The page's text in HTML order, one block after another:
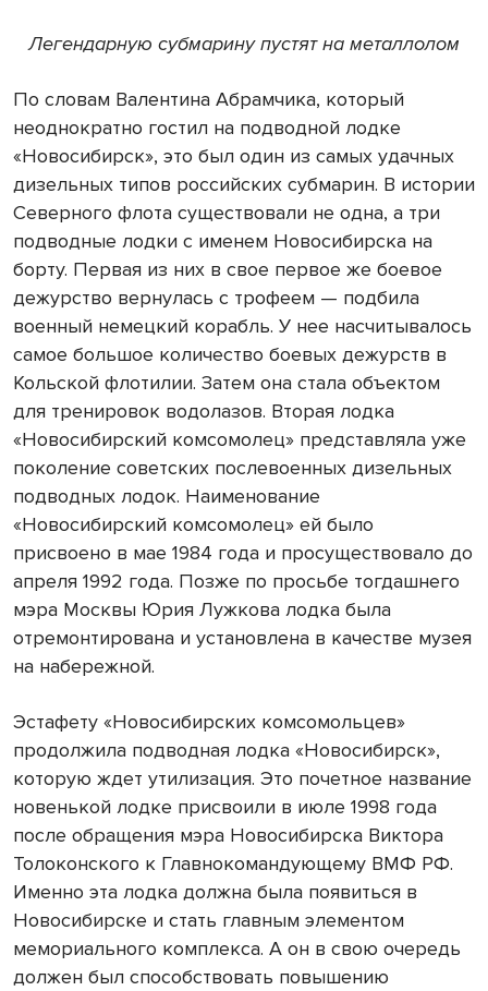
Легендарную субмарину пустят на металлолом
По словам Валентина Абрамчика, который
неоднократно гостил на подводной лодке
«Новосибирск», это был один из самых удачных
дизельных типов российских субмарин. В истории
Северного флота существовали не одна, а три
подводные лодки с именем Новосибирска на
борту. Первая из них в свое первое же боевое
дежурство вернулась с трофеем — подбила
военный немецкий корабль. У нее насчитывалось
самое большое количество боевых дежурств в
Кольской флотилии. Затем она стала объектом
для тренировок водолазов. Вторая лодка
«Новосибирский комсомолец» представляла уже
поколение советских послевоенных дизельных
подводных лодок. Наименование
«Новосибирский комсомолец» ей было
присвоено в мае 1984 года и просуществовало до
апреля 1992 года. Позже по просьбе тогдашнего
мэра Москвы Юрия Лужкова лодка была
отремонтирована и установлена в качестве музея
на набережной.
Эстафету «Новосибирских комсомольцев»
продолжила подводная лодка «Новосибирск»,
которую ждет утилизация. Это почетное название
новенькой лодке присвоили в июле 1998 года
после обращения мэра Новосибирска Виктора
Толоконского к Главнокомандующему ВМФ РФ.
Именно эта лодка должна была появиться в
Новосибирске и стать главным элементом
мемориального комплекса. А он в свою очередь
должен был способствовать повышению